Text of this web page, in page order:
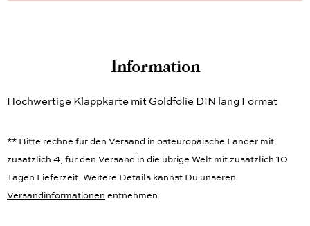
Information
Hochwertige Klappkarte mit Goldfolie DIN lang Format
** Bitte rechne für den Versand in osteuropäische Länder mit
zusätzlich 4, für den Versand in die übrige Welt mit zusätzlich 10
Tagen Lieferzeit. Weitere Details kannst Du unseren
Versandinformationen entnehmen.